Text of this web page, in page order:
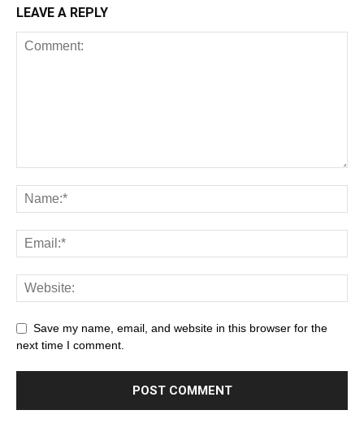
LEAVE A REPLY
Save my name, email, and website in this browser for the
next time I comment.